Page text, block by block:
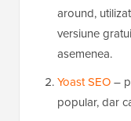
around,
versiune
asemenea.
Yoast SEO–
popular, dar